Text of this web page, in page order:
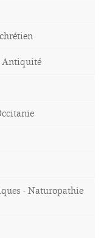
Antiquité
- Naturopathie